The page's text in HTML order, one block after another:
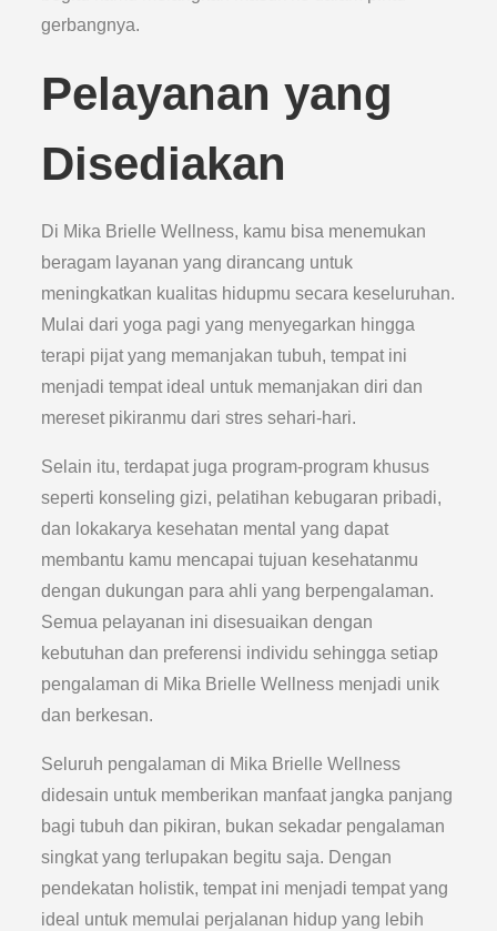
gerbangnya.
Pelayanan yang
Disediakan
Di Mika Brielle Wellness, kamu bisa menemukan
beragam layanan yang dirancang untuk
meningkatkan kualitas hidupmu secara keseluruhan.
Mulai dari yoga pagi yang menyegarkan hingga
terapi pijat yang memanjakan tubuh, tempat ini
menjadi tempat ideal untuk memanjakan diri dan
mereset pikiranmu dari stres sehari-hari.
Selain itu, terdapat juga program-program khusus
seperti konseling gizi, pelatihan kebugaran pribadi,
dan lokakarya kesehatan mental yang dapat
membantu kamu mencapai tujuan kesehatanmu
dengan dukungan para ahli yang berpengalaman.
Semua pelayanan ini disesuaikan dengan
kebutuhan dan preferensi individu sehingga setiap
pengalaman di Mika Brielle Wellness menjadi unik
dan berkesan.
Seluruh pengalaman di Mika Brielle Wellness
didesain untuk memberikan manfaat jangka panjang
bagi tubuh dan pikiran, bukan sekadar pengalaman
singkat yang terlupakan begitu saja. Dengan
pendekatan holistik, tempat ini menjadi tempat yang
ideal untuk memulai perjalanan hidup yang lebih